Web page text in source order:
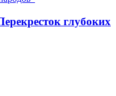
глубоких